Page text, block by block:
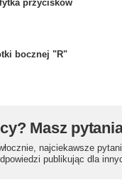
przycisków
bocznej "R"
Masz
najciekawsze
publikując dla